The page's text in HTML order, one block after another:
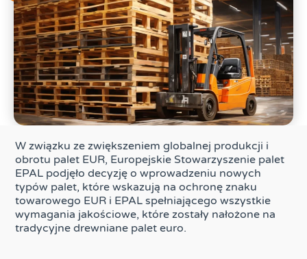
W związku ze zwiększeniem globalnej produkcji i
obrotu palet EUR, Europejskie Stowarzyszenie palet
EPAL podjęło decyzję o wprowadzeniu nowych
typów palet, które wskazują na ochronę znaku
towarowego EUR i EPAL spełniającego wszystkie
wymagania jakościowe, które zostały nałożone na
tradycyjne drewniane palet euro.